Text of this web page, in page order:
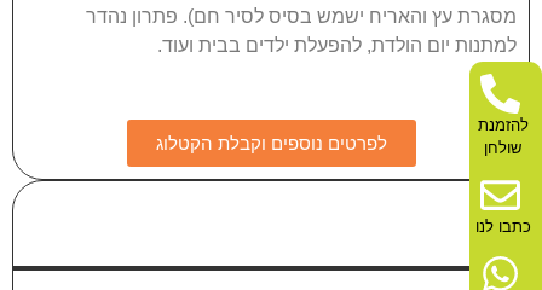
מסגרת עץ והאריח ישמש בסיס לסיר חם). פתרון נהדר
למתנות יום הולדת, להפעלת ילדים בבית ועוד.
לפרטים נוספים וקבלת הקטלוג
להזמנת
שולחן
כתבו לנו